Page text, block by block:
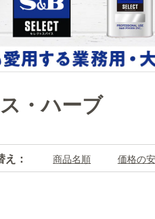
・ハーブ
え： 商品名順 価格の